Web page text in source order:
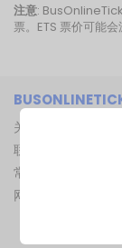
注意:
票。ETS 票价可能
关于我们
联络我们
常见问题
网站地图